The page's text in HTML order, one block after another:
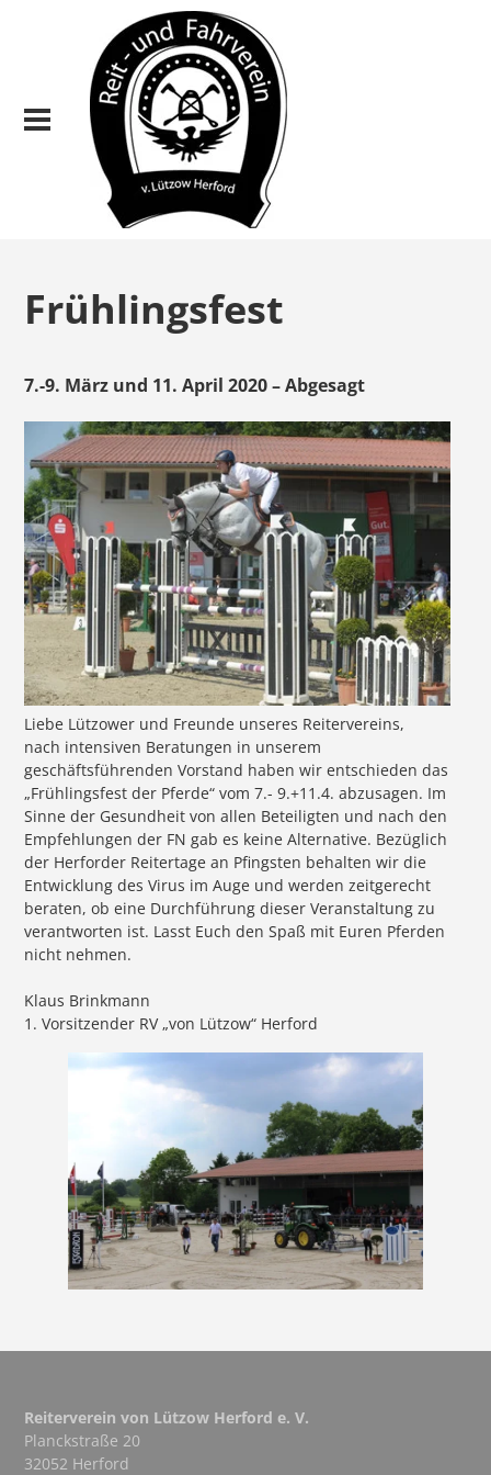
Frühlingsfest
7.-9. März und 11. April 2020 – Abgesagt
Liebe Lützower und Freunde unseres Reitervereins,
nach intensiven Beratungen in unserem
geschäftsführenden Vorstand haben wir entschieden das
„Frühlingsfest der Pferde“ vom 7.- 9.+11.4. abzusagen. Im
Sinne der Gesundheit von allen Beteiligten und nach den
Empfehlungen der FN gab es keine Alternative. Bezüglich
der Herforder Reitertage an Pfingsten behalten wir die
Entwicklung des Virus im Auge und werden zeitgerecht
beraten, ob eine Durchführung dieser Veranstaltung zu
verantworten ist. Lasst Euch den Spaß mit Euren Pferden
nicht nehmen.
Klaus Brinkmann
1. Vorsitzender RV „von Lützow“ Herford
Reiterverein von Lützow Herford e. V.
Planckstraße 20
32052 Herford